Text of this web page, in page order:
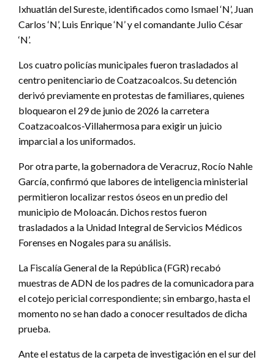
Ixhuatlán del Sureste, identificados como Ismael ‘N’, Juan
Carlos ‘N’, Luis Enrique ‘N’ y el comandante Julio César
‘N’.
Los cuatro policías municipales fueron trasladados al
centro penitenciario de Coatzacoalcos. Su detención
derivó previamente en protestas de familiares, quienes
bloquearon el 29 de junio de 2026 la carretera
Coatzacoalcos-Villahermosa para exigir un juicio
imparcial a los uniformados.
Por otra parte, la gobernadora de Veracruz, Rocío Nahle
García, confirmó que labores de inteligencia ministerial
permitieron localizar restos óseos en un predio del
municipio de Moloacán. Dichos restos fueron
trasladados a la Unidad Integral de Servicios Médicos
Forenses en Nogales para su análisis.
La Fiscalía General de la República (FGR) recabó
muestras de ADN de los padres de la comunicadora para
el cotejo pericial correspondiente; sin embargo, hasta el
momento no se han dado a conocer resultados de dicha
prueba.
Ante el estatus de la carpeta de investigación en el sur del